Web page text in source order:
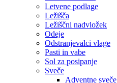
Letvene podlage
Ležišča
Ležiščni nadvložek
Odeje
Odstranjevalci vlage
Pasti in vabe
Sol za posipanje
Sveče
Adventne sveče